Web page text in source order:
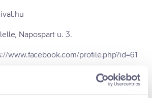
Napospart u. 3.
www.facebook.com/profile.php?id=61
www.jegfesztival.hu/